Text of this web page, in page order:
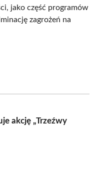
jako część programów
zagrożeń na
akcję „Trzeźwy